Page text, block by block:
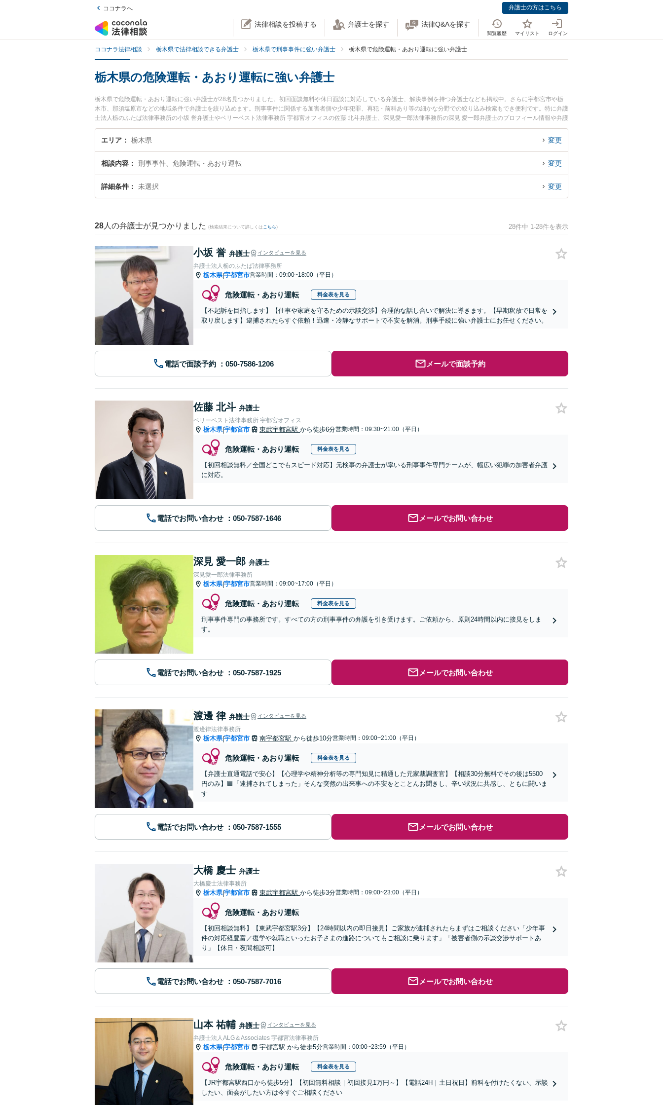
ココナラへ 弁護士の方はこちら
法律相談を投稿する 弁護士を探す 法律Q&Aを探す
閲覧履歴 マイリスト ログイン
ココナラ法律相談 栃木県で法律相談できる弁護士 栃木県で刑事事件に強い弁護士 栃木県で危険運転・あおり運転に強い弁護士
栃木県の危険運転・あおり運転に強い弁護士
栃木県で危険運転・あおり運転に強い弁護士が28名見つかりました。初回面談無料や休日面談に対応している弁護士、解決事例を持つ弁護士なども掲載中。さらに宇都宮市や栃
木市、那須塩原市などの地域条件で弁護士を絞り込めます。刑事事件に関係する加害者側や少年犯罪、再犯・前科あり等の細かな分野での絞り込み検索もでき便利です。特に弁護
士法人栃のふたば法律事務所の小坂 誉弁護士やベリーベスト法律事務所 宇都宮オフィスの佐藤 北斗弁護士、深見愛一郎法律事務所の深見 愛一郎弁護士のプロフィール情報や弁護
士費用、強みなどが注目されています。『栃木県で土日や夜間に発生した危険運転・あおり運転のトラブルを今すぐに弁護士に相談したい』『危険運転・あおり運転のトラブル解
決の実績豊富な近くの弁護士を検索したい』『初回相談無料で危険運転・あおり運転を法律相談できる栃木県内の弁護士に相談予約したい』などでお困りの相談者さんにおすすめ
エリア 栃木県 変更
相談内容 刑事事件、危険運転・あおり運転 変更
詳細条件 未選択 変更
28 人の弁護士が見つかりました (検索結果について詳しくは こちら) 28件中 1-28件を表示
小坂 誉 弁護士 インタビューを見る
弁護士法人栃のふたば法律事務所
栃木県|宇都宮市営業時間：09:00~18:00（平日）
危険運転・あおり運転 料金表を見る
【不起訴を目指します】【仕事や家庭を守るための示談交渉】合理的な話し合いで解決に導きます。【早期釈放で日常を
取り戻します】逮捕されたらすぐ依頼！迅速・冷静なサポートで不安を解消。刑事手続に強い弁護士にお任せください。
電話で面談予約 メールで面談予約
佐藤 北斗 弁護士
ベリーベスト法律事務所 宇都宮オフィス
栃木県|宇都宮市 東武宇都宮駅 から徒歩6分営業時間：09:30~21:00（平日）
危険運転・あおり運転 料金表を見る
【初回相談無料／全国どこでもスピード対応】元検事の弁護士が率いる刑事事件専門チームが、幅広い犯罪の加害者弁護
に対応。
電話でお問い合わせ メールでお問い合わせ
深見 愛一郎 弁護士
深見愛一郎法律事務所
栃木県|宇都宮市営業時間：09:00~17:00（平日）
危険運転・あおり運転 料金表を見る
刑事事件専門の事務所です。すべての方の刑事事件の弁護を引き受けます。ご依頼から、原則24時間以内に接見をしま
す。
電話でお問い合わせ メールでお問い合わせ
渡邊 律 弁護士 インタビューを見る
渡邊律法律事務所
栃木県|宇都宮市 南宇都宮駅 から徒歩10分営業時間：09:00~21:00（平日）
危険運転・あおり運転 料金表を見る
【弁護士直通電話で安心】【心理学や精神分析等の専門知見に精通した元家裁調査官】【相談30分無料でその後は5500
円のみ】🟦「逮捕されてしまった」そんな突然の出来事への不安をとことんお聞きし、辛い状況に共感し、ともに闘いま
す
電話でお問い合わせ メールでお問い合わせ
大橋 慶士 弁護士
大橋慶士法律事務所
栃木県|宇都宮市 東武宇都宮駅 から徒歩3分営業時間：09:00~23:00（平日）
危険運転・あおり運転
【初回相談無料】【東武宇都宮駅3分】【24時間以内の即日接見】ご家族が逮捕されたらまずはご相談ください「少年事
件の対応経豊富／復学や就職といったお子さまの進路についてもご相談に乗ります」「被害者側の示談交渉サポートあ
り」【休日・夜間相談可】
電話でお問い合わせ メールでお問い合わせ
山本 祐輔 弁護士 インタビューを見る
弁護士法人ALG＆Associates 宇都宮法律事務所
栃木県|宇都宮市 宇都宮駅 から徒歩5分営業時間：00:00~23:59（平日）
危険運転・あおり運転 料金表を見る
【JR宇都宮駅西口から徒歩5分】【初回無料相談｜初回接見1万円～】【電話24H｜土日祝日】前科を付けたくない、示談
したい、面会がしたい方は今すぐご相談ください